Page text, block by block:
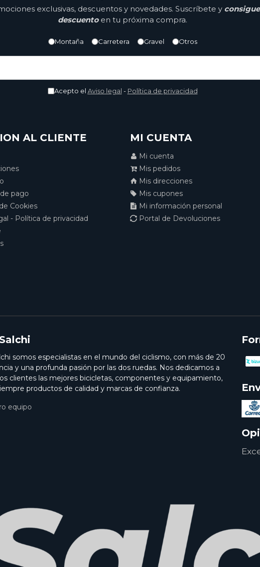
exclusivas, descuentos y novedades. Suscríbete y consigue
descuentoen tu próxima compra.
Montaña Carretera Gravel Otros
Acepto el Aviso legal - Política de privacidad
AL CLIENTE
pago
Cookies
- Política de privacidad
MI CUENTA
Mi cuenta
Mis pedidos
Mis direcciones
Mis cupones
Mi información personal
Portal de Devoluciones
somos especialistas en el mundo del ciclismo, con más de 20
y una profunda pasión por las dos ruedas. Nos dedicamos a
clientes las mejores bicicletas, componentes y equipamiento,
productos de calidad y marcas de confianza.
equipo